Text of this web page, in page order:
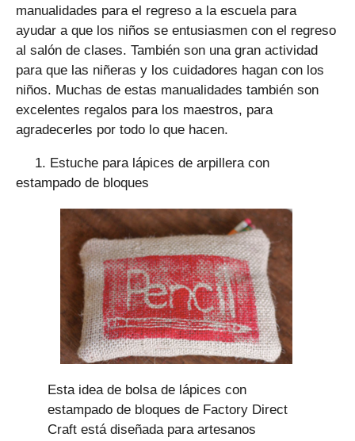
manualidades para el regreso a la escuela para
ayudar a que los niños se entusiasmen con el regreso
al salón de clases. También son una gran actividad
para que las niñeras y los cuidadores hagan con los
niños. Muchas de estas manualidades también son
excelentes regalos para los maestros, para
agradecerles por todo lo que hacen.
1. Estuche para lápices de arpillera con
estampado de bloques
Esta idea de bolsa de lápices con
estampado de bloques de Factory Direct
Craft está diseñada para artesanos